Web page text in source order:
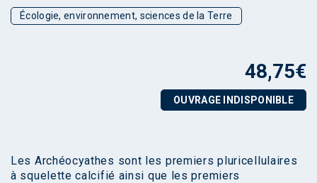
Écologie, environnement, sciences de la Terre
48,75€
OUVRAGE INDISPONIBLE
Les Archéocyathes sont les premiers pluricellulaires
à squelette calcifié ainsi que les premiers